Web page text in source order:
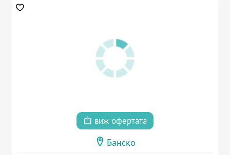
виж офертата
Банско